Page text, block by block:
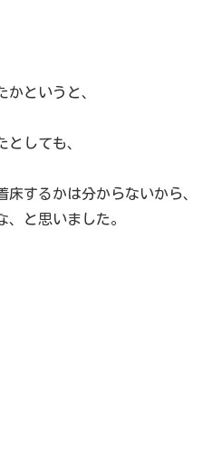
というと、
としても、
床するかは分からないから、
、と思いました。